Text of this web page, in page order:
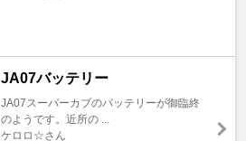
JA07バッテリー
JA07スーパーカブのバッテリーが御臨終
のようです。近所の ...
ケロロ☆さん